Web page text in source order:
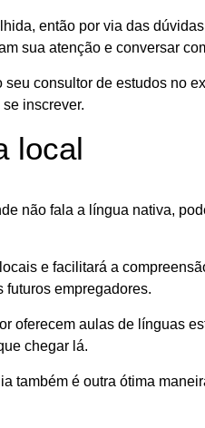
então por via das
sua atenção e conversar
consultor de estudos no
inscrever.
local
não fala a língua nativa,
e facilitará a
futuros empregadores.
oferecem aulas de línguas
chegar lá.
também é outra ótima